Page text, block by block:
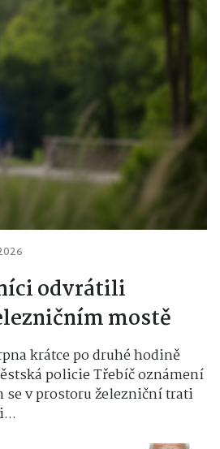
odvrátili
mostě
krátce po druhé hodině
policie Třebíč oznámení
se v prostoru železniční trati